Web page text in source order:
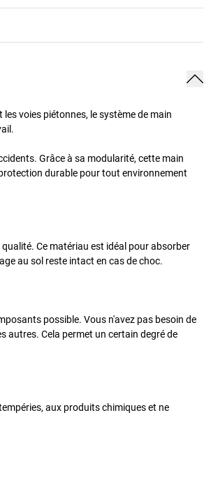
voies piétonnes, le système de main
Grâce à sa modularité, cette main
durable pour tout environnement
Ce matériau est idéal pour absorber
au sol reste intact en cas de choc.
possible. Vous n'avez pas besoin de
autres. Cela permet un certain degré de
aux produits chimiques et ne